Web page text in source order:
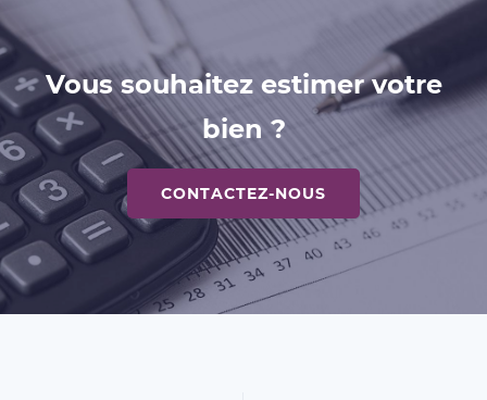
Vous souhaitez estimer votre
bien ?
CONTACTEZ-NOUS